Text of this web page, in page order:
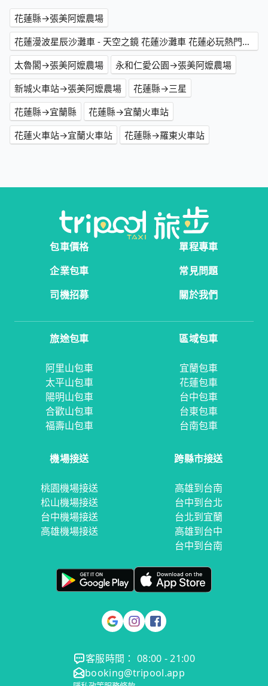
花蓮縣→張美阿嬤農場
花蓮漫波星辰沙灘車 - 天空之鏡 花蓮沙灘車 花蓮必玩熱門推薦 曼波海灘 花蓮網美景點 曼波沙灘車 人氣沙灘車→張美阿嬤農場
太魯閣→張美阿嬤農場
永和仁愛公園→張美阿嬤農場
新城火車站→張美阿嬤農場
花蓮縣→三星
花蓮縣→宜蘭縣
花蓮縣→宜蘭火車站
花蓮火車站→宜蘭火車站
花蓮縣→羅東火車站
包車價格
單程專車
企業包車
常見問題
司機招募
關於我們
旅途包車
阿里山包車
太平山包車
陽明山包車
合歡山包車
福壽山包車
區域包車
宜蘭包車
花蓮包車
台中包車
台東包車
台南包車
機場接送
桃園機場接送
松山機場接送
台中機場接送
高雄機場接送
跨縣市接送
高雄到台南
台中到台北
台北到宜蘭
高雄到台中
台中到台南
客服時間： 08:00 - 21:00
booking@tripool.app